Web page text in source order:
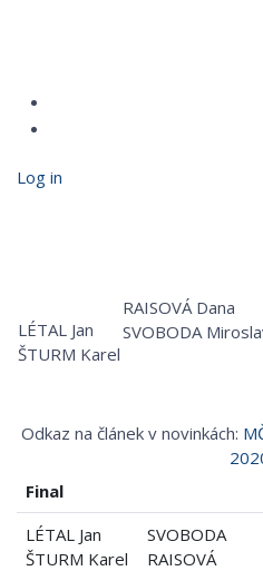
Log in
RAISOVÁ Dana
SVOBODA
LÉTAL Jan
ŠTURM Karel
Odkaz na článek v novinkách:
Final
LÉTAL Jan
ŠTURM Karel
SVOBODA
RAISOVÁ